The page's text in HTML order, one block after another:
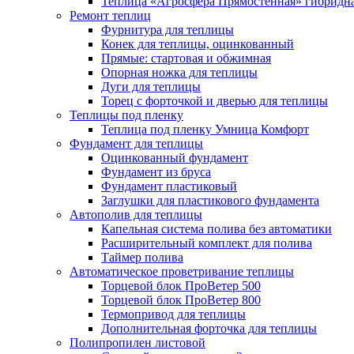
Ремонт теплиц
Фурнитура для теплицы
Конек для теплицы, оцинкованный
Прямые: стартовая и обжимная
Опорная ножка для теплицы
Дуги для теплицы
Торец с форточкой и дверью для теплицы
Теплицы под пленку
Теплица под пленку Умница Комфорт
Фундамент для теплицы
Оцинкованный фундамент
Фундамент из бруса
Фундамент пластиковый
Заглушки для пластикового фундамента
Автополив для теплицы
Капельная система полива без автоматики
Расширительный комплект для полива
Таймер полива
Автоматическое проветривание теплицы
Торцевой блок ПроВетер 500
Торцевой блок ПроВетер 800
Термопривод для теплицы
Дополнительная форточка для теплицы
Полипропилен листовой